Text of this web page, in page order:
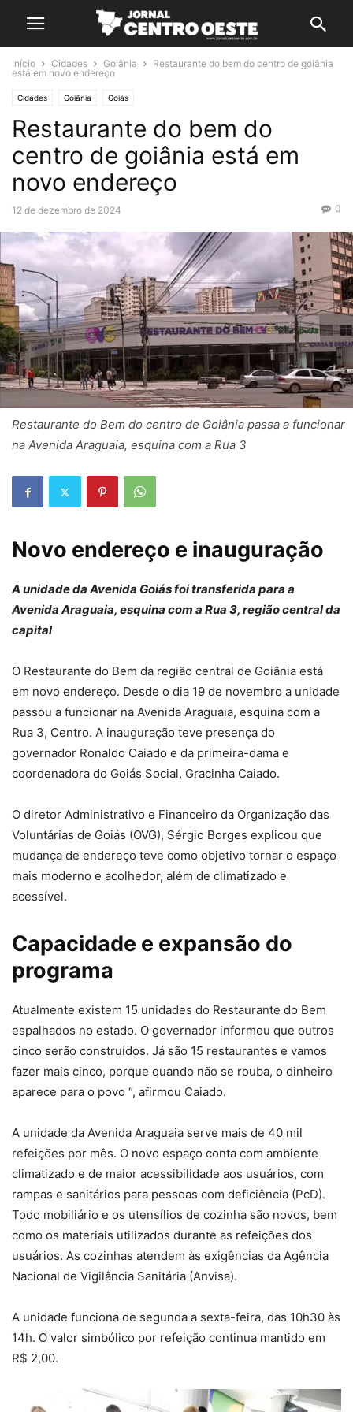
Início Cidades Goiânia
Restaurante do bem do centro de goiânia
está em novo endereço
Cidades Goiânia Goiás
Restaurante do bem do
centro de goiânia está em
novo endereço
12 de dezembro de 2024 0
Restaurante do Bem do centro de Goiânia passa a funcionar
na Avenida Araguaia, esquina com a Rua 3
Novo endereço e inauguração
A unidade da Avenida Goiás foi transferida para a
Avenida Araguaia, esquina com a Rua 3, região central da
capital
O Restaurante do Bem da região central de Goiânia está
em novo endereço. Desde o dia 19 de novembro a unidade
passou a funcionar na Avenida Araguaia, esquina com a
Rua 3, Centro. A inauguração teve presença do
governador Ronaldo Caiado e da primeira-dama e
coordenadora do Goiás Social, Gracinha Caiado.
O diretor Administrativo e Financeiro da Organização das
Voluntárias de Goiás (OVG), Sérgio Borges explicou que
mudança de endereço teve como objetivo tornar o espaço
mais moderno e acolhedor, além de climatizado e
acessível.
Capacidade e expansão do
programa
Atualmente existem 15 unidades do Restaurante do Bem
espalhados no estado. O governador informou que outros
cinco serão construídos. Já são 15 restaurantes e vamos
fazer mais cinco, porque quando não se rouba, o dinheiro
aparece para o povo “, afirmou Caiado.
A unidade da Avenida Araguaia serve mais de 40 mil
refeições por mês. O novo espaço conta com ambiente
climatizado e de maior acessibilidade aos usuários, com
rampas e sanitários para pessoas com deficiência (PcD).
Todo mobiliário e os utensílios de cozinha são novos, bem
como os materiais utilizados durante as refeições dos
usuários. As cozinhas atendem às exigências da Agência
Nacional de Vigilância Sanitária (Anvisa).
A unidade funciona de segunda a sexta-feira, das 10h30 às
14h. O valor simbólico por refeição continua mantido em
R$ 2,00.